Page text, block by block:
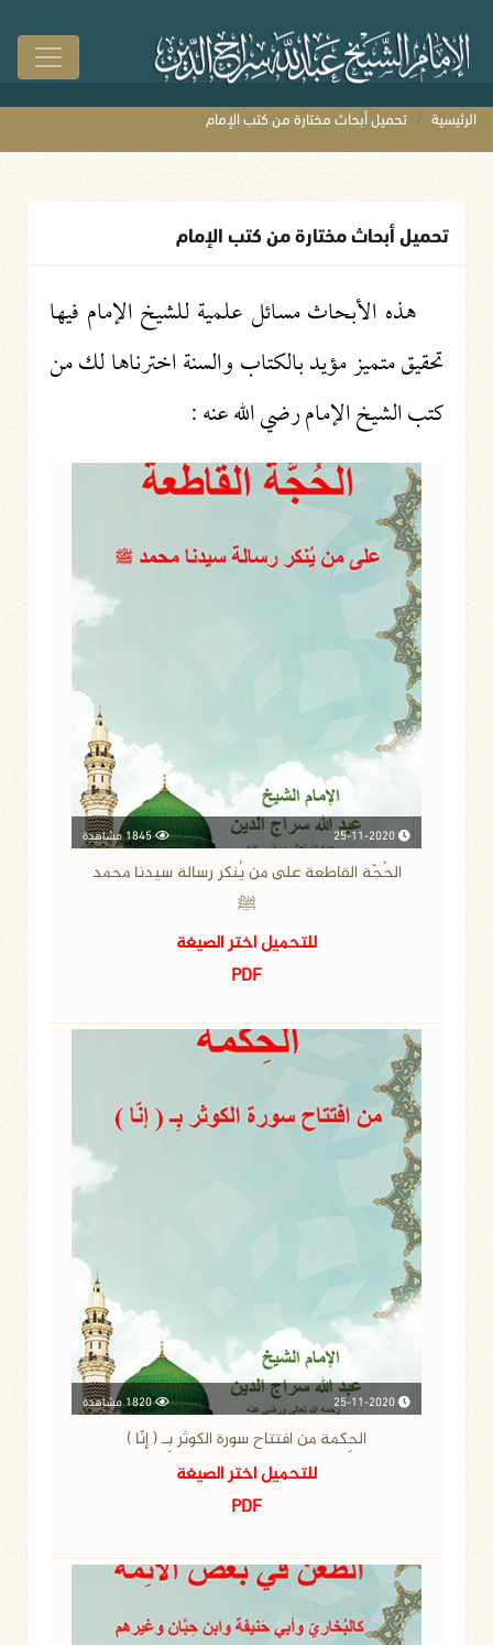
الرئيسية تحميل أبحاث مختارة من كتب الإمام
تحميل أبحاث مختارة من كتب الإمام
هذه الأبحاث مسائل علمية للشيخ الإمام فيها
تحقيق متميز مؤيد بالكتاب والسنة اخترناها لك من
كتب الشيخ الإمام رضي الله عنه :
1845 مشاهدة
الحُجّة القاطعة على من يُنكر رسالة سيدنا محمد
ﷺ
للتحميل اختر الصيغة
PDF
1820 مشاهدة
الحِكمة من افتتاح سورة الكوثر بِـ ( إنّا )
للتحميل اختر الصيغة
PDF